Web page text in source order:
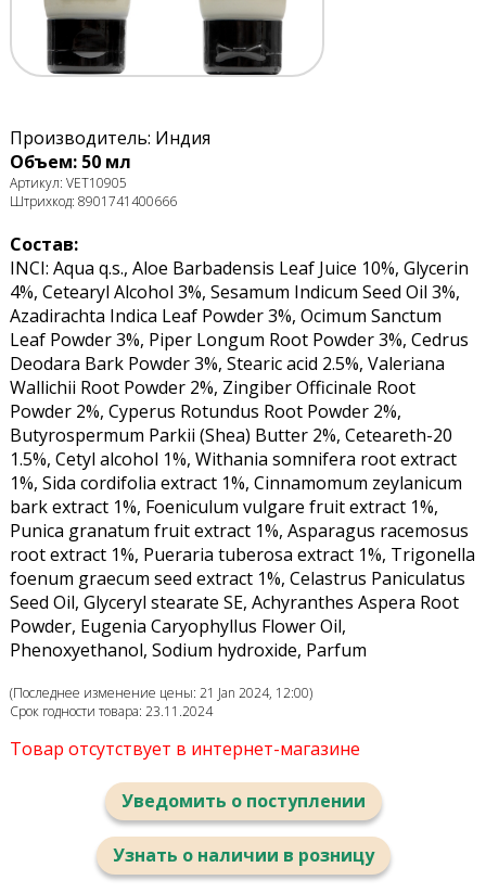
Производитель: Индия
Объем: 50 мл
Артикул: VET10905
Штрихкод: 8901741400666
Состав:
INCI: Aqua q.s., Aloe Barbadensis Leaf Juice 10%, Glycerin
4%, Cetearyl Alcohol 3%, Sesamum Indicum Seed Oil 3%,
Azadirachta Indica Leaf Powder 3%, Ocimum Sanctum
Leaf Powder 3%, Piper Longum Root Powder 3%, Cedrus
Deodara Bark Powder 3%, Stearic acid 2.5%, Valeriana
Wallichii Root Powder 2%, Zingiber Officinale Root
Powder 2%, Cyperus Rotundus Root Powder 2%,
Butyrospermum Parkii (Shea) Butter 2%, Ceteareth-20
1.5%, Cetyl alcohol 1%, Withania somnifera root extract
1%, Sida cordifolia extract 1%, Cinnamomum zeylanicum
bark extract 1%, Foeniculum vulgare fruit extract 1%,
Punica granatum fruit extract 1%, Asparagus racemosus
root extract 1%, Pueraria tuberosa extract 1%, Trigonella
foenum graecum seed extract 1%, Celastrus Paniculatus
Seed Oil, Glyceryl stearate SE, Achyranthes Aspera Root
Powder, Eugenia Caryophyllus Flower Oil,
Phenoxyethanol, Sodium hydroxide, Parfum
(Последнее изменение цены: 21 Jan 2024, 12:00)
Срок годности товара: 23.11.2024
Товар отсутствует в интернет-магазине
Уведомить о поступлении
Узнать о наличии в розницу